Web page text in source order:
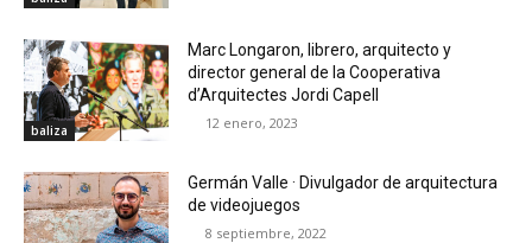
baliza
Marc Longaron, librero, arquitecto y
director general de la Cooperativa
d’Arquitectes Jordi Capell
12 enero, 2023
Germán Valle · Divulgador de arquitectura
de videojuegos
8 septiembre, 2022